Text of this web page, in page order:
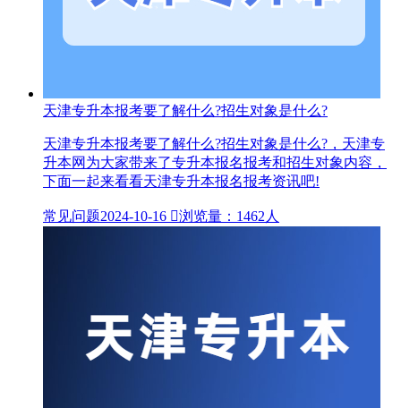
天津专升本报考要了解什么?招生对象是什么?
天津专升本报考要了解什么?招生对象是什么?，天津专
升本网为大家带来了专升本报名报考和招生对象内容，
下面一起来看看天津专升本报名报考资讯吧!
常见问题2024-10-16 浏览量：1462人